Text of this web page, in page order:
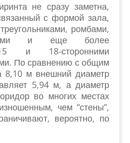
не сразу заметна,
с формой зала,
ромбами,
и еще более
и 18-сторонними
По сравнению с общим
8,10 м внешний диаметр
5,94 м, а диаметр
во многих местах
чем “стены”,
вероятно, по